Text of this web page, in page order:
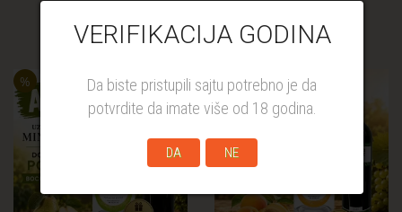
VERIFIKACIJA GODINA
Da biste pristupili sajtu potrebno je da
potvrdite da imate više od 18 godina.
DA NE
Similar products
% %